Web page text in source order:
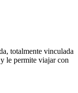
totalmente vinculada
le permite viajar con